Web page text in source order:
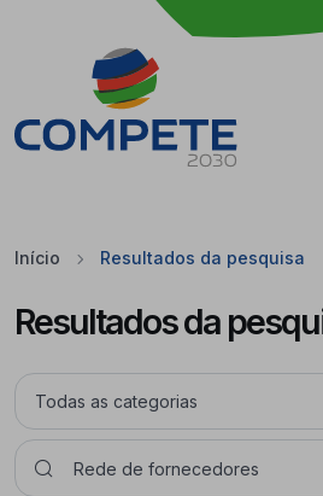
Saltar para o conteúdo principal da
Início Resultados da pesquisa
Resultados da